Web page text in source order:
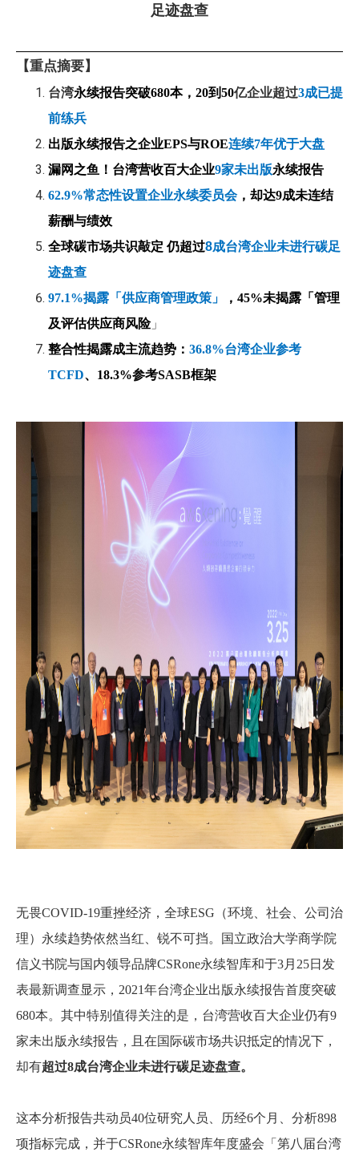
足迹盘查
【重点摘要】
台湾永续报告突破680本，20到50亿企业超过3成已提
前练兵
出版永续报告之企业EPS与ROE连续7年优于大盘
漏网之鱼！台湾营收百大企业9家未出版永续报告
62.9%常态性设置企业永续委员会，却达9成未连结
薪酬与绩效
全球碳市场共识敲定 仍超过8成台湾企业未进行碳足
迹盘查
97.1%揭露「供应商管理政策」
，45%未揭露「管理
及评估供应商风险」
整合性揭露成主流趋势： 36.8%台湾企业参考
TCFD、18.3%参考SASB框架
无畏COVID-19重挫经济，全球ESG（环境、社会、公司治
理）永续趋势依然当红、锐不可挡。
国立政治大学商学院
信义书院与国内领导品牌CSRone永续智库和于3月25日发
表最新调查显示，2021年台湾企业出版永续报告首度突破
680本。其中特别值得关注的是，台湾营收百大企业仍有9
家未出版永续报告，且在国际碳市场共识抵定的情况下，
却有超过8成台湾企业未进行碳足迹盘查。
这本分析报告共动员40位研究人员、历经6个月、分析898
项指标完成，并于CSRone永续智库年度盛会「第八届台湾